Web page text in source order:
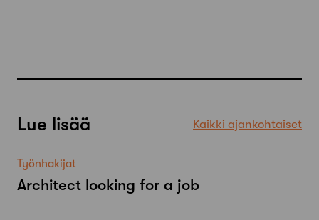
Lue lisää Kaikki ajankohtaiset
Työnhakijat
Architect looking for a job